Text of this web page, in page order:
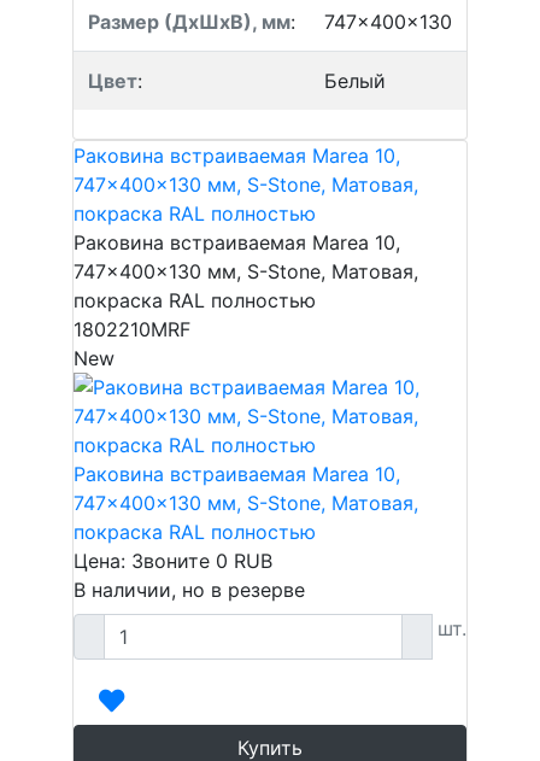
Размер (ДхШхВ), мм: 747x400x130
Цвет: Белый
Раковина встраиваемая Marea 10,
747x400x130 мм, S-Stone, Матовая,
покраска RAL полностью
Раковина встраиваемая Marea 10,
747x400x130 мм, S-Stone, Матовая,
покраска RAL полностью
1802210MRF
New
Раковина встраиваемая Marea 10,
747x400x130 мм, S-Stone, Матовая,
покраска RAL полностью
Цена: Звоните 0 RUB
В наличии, но в резерве
шт.
Купить